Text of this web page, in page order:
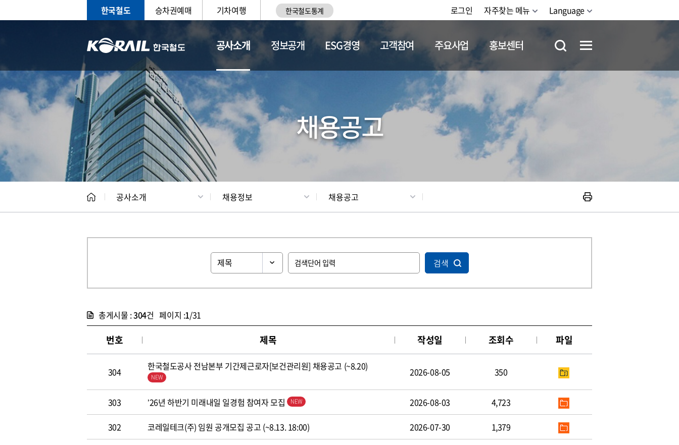
한국철도 승차권예매 기차여행 한국철도통계 로그인 자주찾는 메뉴 Language
공사소개
CEO 일반현황 채용정보
정보공개 ESG경영 고객참여 주요사업 홍보센터
채용공고
공사소개 채용정보 채용공고
검색
총게시물 :304건 페이지 :1/31
번호 제목 작성일 조회수 파일
304 한국철도공사 전남본부 기간제근로자[보건관리원] 채용공고 (~8.20) 2026-08-05 350
303 ’26년 하반기 미래내일 일경험 참여자 모집 2026-08-03 4,723
302 코레일테크(주) 임원 공개모집 공고 (~8.13. 18:00) 2026-07-30 1,379